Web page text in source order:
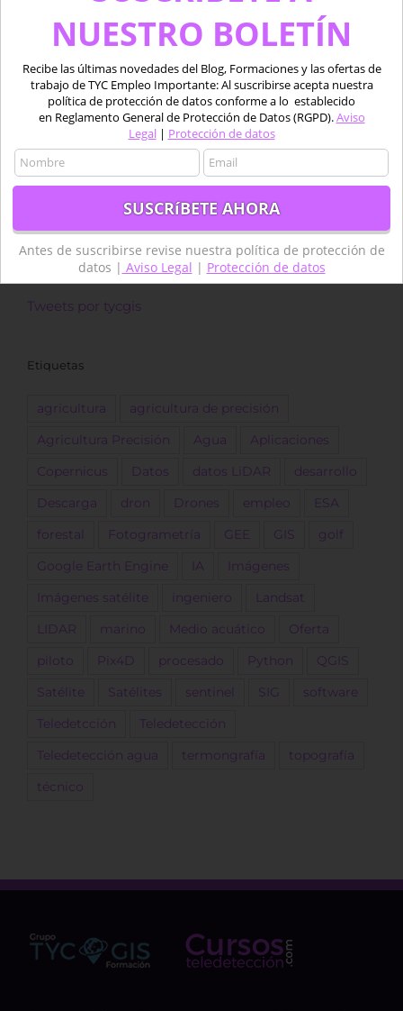
Protección de Datos (RGPD) de la LOPD 2018.
Aviso Legal|Protección de datos
Antes de suscribirse revise nuestra política de
Tweets por tycgis
Etiquetas
agricultura agricultura de precisión
Agricultura Precisión Agua Aplicaciones
Copernicus Datos datos LiDAR desarrollo
Descarga dron Drones empleo ESA
forestal Fotogrametría GEE GIS golf
Google Earth Engine IA Imágenes
Imágenes satélite ingeniero Landsat
LIDAR marino Medio acuático Oferta
piloto Pix4D procesado Python QGIS
Satélite Satélites sentinel SIG software
Teledetcción Teledetección
Teledetección agua termongrafía topografía
técnico
NUESTRO BOLETÍN
Recibe las últimas novedades del Blog, Formaciones y las ofertas de
trabajo de TYC Empleo Importante: Al suscribirse acepta nuestra
política de protección de datos conforme a lo establecido
en Reglamento General de Protección de Datos (RGPD).Aviso
Legal| Protección de datos
Antes de suscribirse revise nuestra política de protección de
datos | Aviso Legal | Protección de datos